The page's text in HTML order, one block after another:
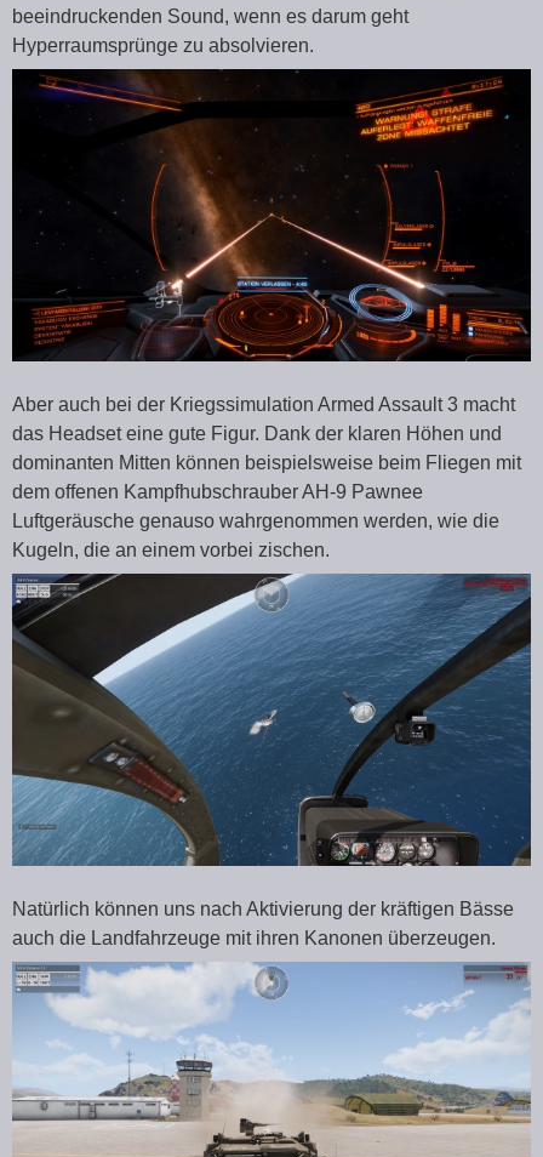
beeindruckenden Sound, wenn es darum geht
Hyperraumsprünge zu absolvieren.
Aber auch bei der Kriegssimulation Armed Assault 3 macht
das Headset eine gute Figur. Dank der klaren Höhen und
dominanten Mitten können beispielsweise beim Fliegen mit
dem offenen Kampfhubschrauber AH-9 Pawnee
Luftgeräusche genauso wahrgenommen werden, wie die
Kugeln, die an einem vorbei zischen.
Natürlich können uns nach Aktivierung der kräftigen Bässe
auch die Landfahrzeuge mit ihren Kanonen überzeugen.